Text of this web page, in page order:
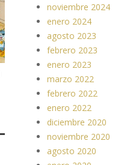
noviembre 2024
enero 2024
agosto 2023
febrero 2023
enero 2023
marzo 2022
febrero 2022
enero 2022
diciembre 2020
noviembre 2020
agosto 2020